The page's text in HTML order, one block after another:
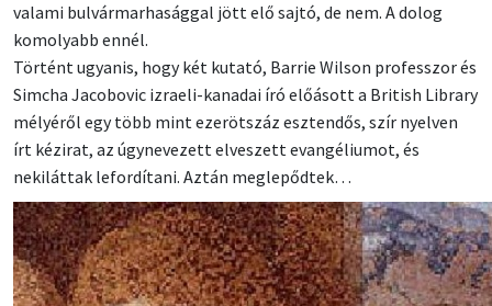
valami bulvármarhasággal jött elő sajtó, de nem. A dolog
komolyabb ennél.
Történt ugyanis, hogy két kutató, Barrie Wilson professzor és
Simcha Jacobovic izraeli-kanadai író előásott a British Library
mélyéről egy több mint ezerötszáz esztendős, szír nyelven
írt kézirat, az úgynevezett elveszett evangéliumot, és
nekiláttak lefordítani. Aztán meglepődtek…